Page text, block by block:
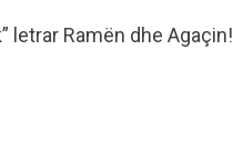
letrar Ramën dhe Agaçin!